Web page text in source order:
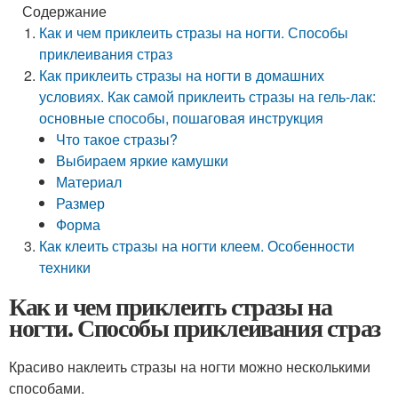
Содержание
Как и чем приклеить стразы на ногти. Способы
приклеивания страз
Как приклеить стразы на ногти в домашних
условиях. Как самой приклеить стразы на гель-лак:
основные способы, пошаговая инструкция
Что такое стразы?
Выбираем яркие камушки
Материал
Размер
Форма
Как клеить стразы на ногти клеем. Особенности
техники
Как и чем приклеить стразы на
ногти. Способы приклеивания страз
Красиво наклеить стразы на ногти можно несколькими
способами.